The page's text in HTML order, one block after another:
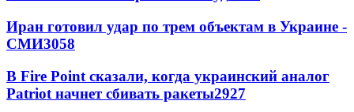
Иран готовил удар по трем объектам в Украине -
СМИ3058
В Fire Point сказали, когда украинский аналог
Patriot начнет сбивать ракеты2927